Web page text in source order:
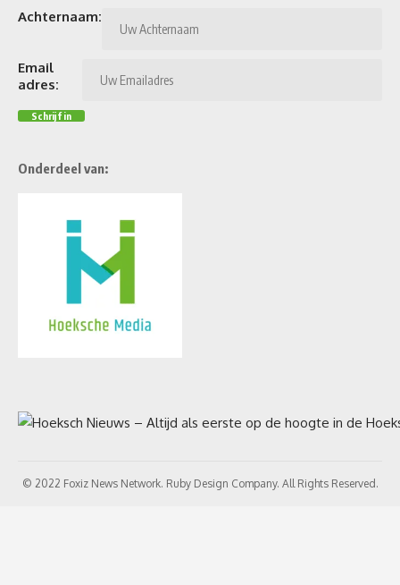
Achternaam:
Email
adres:
Onderdeel van:
© 2022 Foxiz News Network. Ruby Design Company. All Rights Reserved.